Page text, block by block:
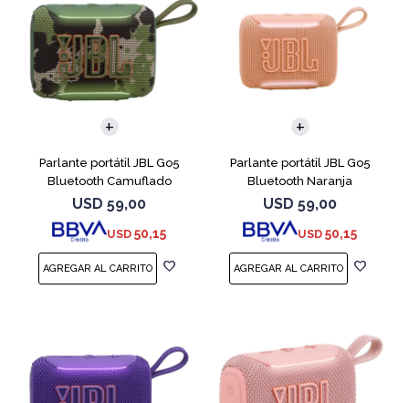
Parlante portátil JBL Go5
Bluetooth Camuflado
USD 59,00
USD 50,15
Parlante portátil JBL Go5
Bluetooth Naranja
USD 59,00
USD 50,15